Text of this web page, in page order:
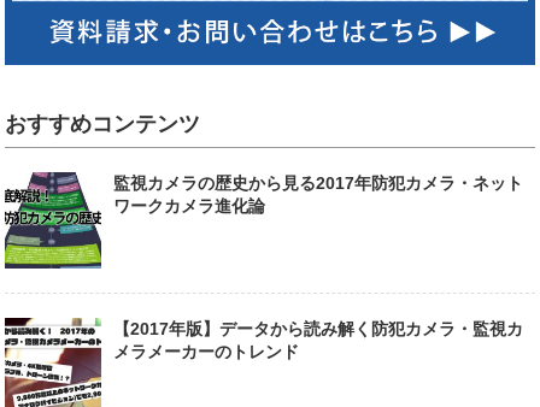
おすすめコンテンツ
監視カメラの歴史から見る2017年防犯カメラ・ネット
ワークカメラ進化論
【2017年版】データから読み解く防犯カメラ・監視カ
メラメーカーのトレンド